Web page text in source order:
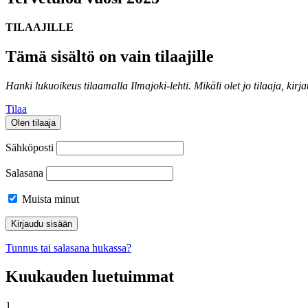
TILAAJILLE
Tämä sisältö on vain tilaajille
Hanki lukuoikeus tilaamalla Ilmajoki-lehti. Mikäli olet jo tilaaja,
Tilaa
Olen tilaaja
Sähköposti
Salasana
Muista minut
Tunnus tai salasana hukassa?
Kuukauden luetuimmat